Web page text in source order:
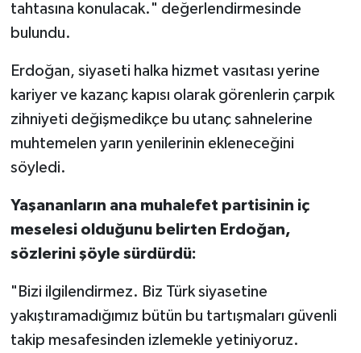
tahtasına konulacak." değerlendirmesinde
bulundu.
Erdoğan, siyaseti halka hizmet vasıtası yerine
kariyer ve kazanç kapısı olarak görenlerin çarpık
zihniyeti değişmedikçe bu utanç sahnelerine
muhtemelen yarın yenilerinin ekleneceğini
söyledi.
Yaşananların ana muhalefet partisinin iç
meselesi olduğunu belirten Erdoğan,
sözlerini şöyle sürdürdü:
"Bizi ilgilendirmez. Biz Türk siyasetine
yakıştıramadığımız bütün bu tartışmaları güvenli
takip mesafesinden izlemekle yetiniyoruz.